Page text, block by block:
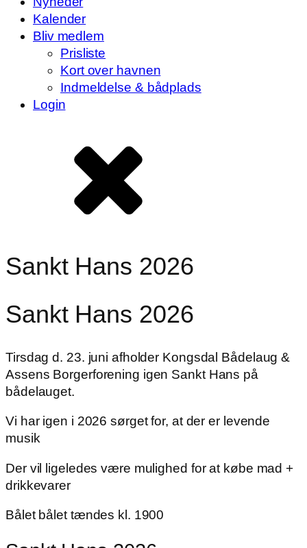
Kalender
Bliv medlem
Prisliste
Kort over havnen
Indmeldelse & bådplads
Login
Sankt Hans 2026
Sankt Hans 2026
Tirsdag d. 23. juni afholder Kongsdal Bådelaug &
Assens Borgerforening igen Sankt Hans på
bådelauget.
Vi har igen i 2026 sørget for, at der er levende
musik
Der vil ligeledes være mulighed for at købe mad +
drikkevarer
Bålet bålet tændes kl. 1900